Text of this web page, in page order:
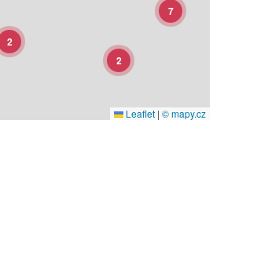
2
2
7
Leaflet | © mapy.cz